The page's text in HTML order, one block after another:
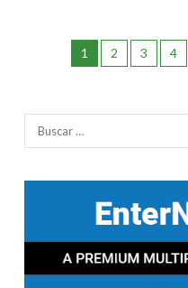
1 2 3 4